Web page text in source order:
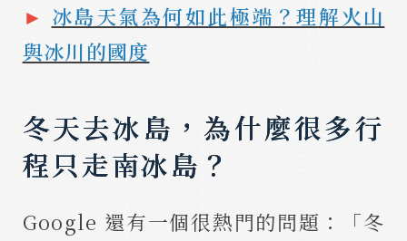
► 冰島天氣為何如此極端？理解火山
與冰川的國度
冬天去冰島，為什麼很多行
程只走南冰島？
Google 還有一個很熱門的問題：「冬